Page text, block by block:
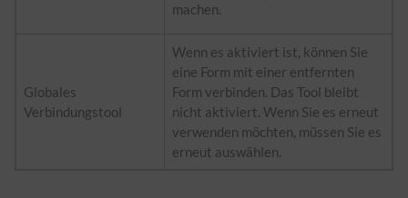
machen.
Globales
Verbindungstool
Wenn es aktiviert ist, können Sie
eine Form mit einer entfernten
Form verbinden. Das Tool bleibt
nicht aktiviert. Wenn Sie es erneut
verwenden möchten, müssen Sie es
erneut auswählen.